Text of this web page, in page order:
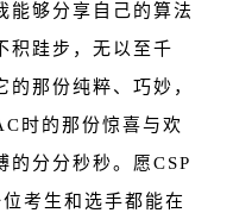
能够分享自己的算法
积跬步，无以至千
那份纯粹、巧妙，
时的那份惊喜与欢
的分分秒秒。愿CSP
考生和选手都能在